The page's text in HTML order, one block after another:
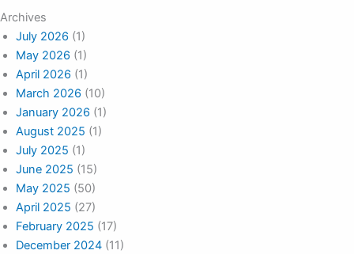
Archives
July 2026 (1)
May 2026 (1)
April 2026 (1)
March 2026 (10)
January 2026 (1)
August 2025 (1)
July 2025 (1)
June 2025 (15)
May 2025 (50)
April 2025 (27)
February 2025 (17)
December 2024 (11)